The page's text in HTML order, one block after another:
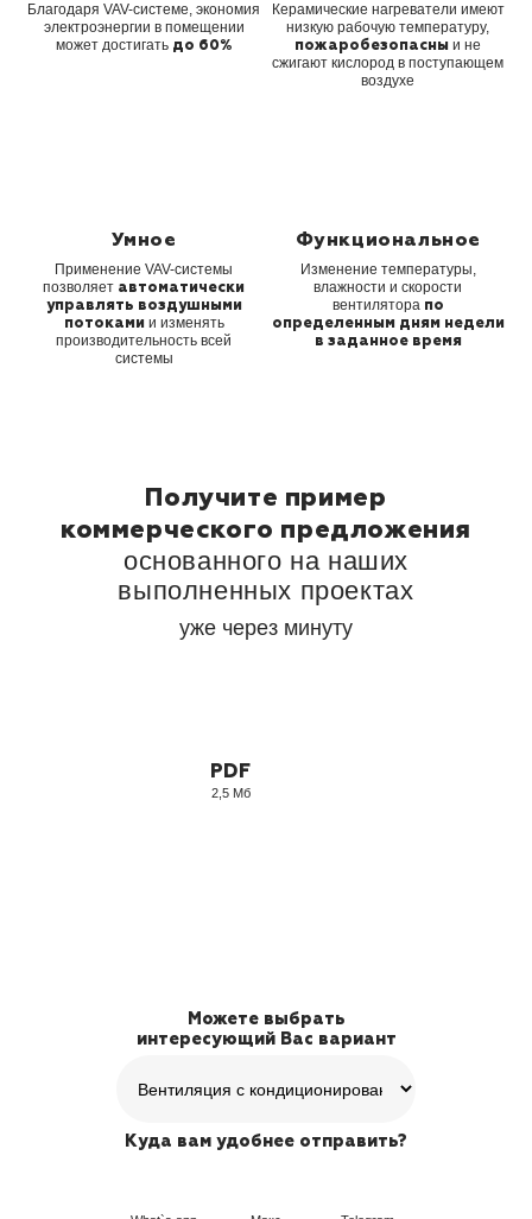
Благодаря VAV-системе, экономия
электроэнергии в помещении
может достигать до 60%
Керамические нагреватели имеют
низкую рабочую температуру,
пожаробезопасны и не
сжигают кислород в поступающем
воздухе
Умное
Применение VAV-системы
позволяет автоматически
управлять воздушными
потокамии изменять
производительность всей
системы
Функциональное
Изменение температуры,
влажности и скорости
вентилятора по
определенным дням недели
в заданное время
Получите пример
коммерческого предложения
основанного на наших
выполненных проектах
уже через минуту
PDF
2,5 Мб
Можете выбрать
интересующий Вас вариант
Куда вам удобнее отправить?